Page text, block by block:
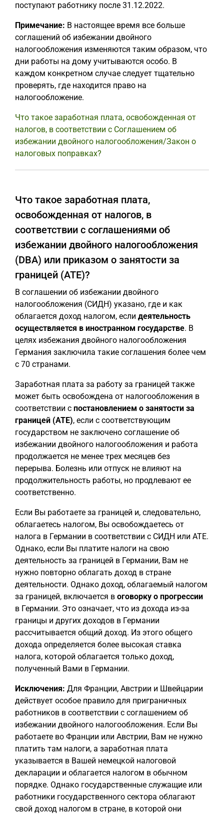
поступают работнику после 31.12.2022.
Примечание: В настоящее время все больше
соглашений об избежании двойного
налогообложения изменяются таким образом, что
дни работы на дому учитываются особо. В
каждом конкретном случае следует тщательно
проверять, где находится право на
налогообложение.
Что такое заработная плата, освобожденная от
налогов, в соответствии с Соглашением об
избежании двойного налогообложения/Закон о
налоговых поправках?
Что такое заработная плата,
освобожденная от налогов, в
соответствии с соглашениями об
избежании двойного налогообложения
(DBA) или приказом о занятости за
границей (ATE)?
В соглашении об избежании двойного
налогообложения (СИДН) указано, где и как
облагается доход налогом, если деятельность
осуществляется в иностранном государстве. В
целях избежания двойного налогообложения
Германия заключила такие соглашения более чем
с 70 странами.
Заработная плата за работу за границей также
может быть освобождена от налогообложения в
соответствии с постановлением о занятости за
границей (ATE), если с соответствующим
государством не заключено соглашение об
избежании двойного налогообложения и работа
продолжается не менее трех месяцев без
перерыва. Болезнь или отпуск не влияют на
продолжительность работы, но продлевают ее
соответственно.
Если Вы работаете за границей и, следовательно,
облагаетесь налогом, Вы освобождаетесь от
налога в Германии в соответствии с СИДН или ATE.
Однако, если Вы платите налоги на свою
деятельность за границей в Германии, Вам не
нужно повторно облагать доход в стране
деятельности. Однако доход, облагаемый налогом
за границей, включается в оговорку о прогрессии
в Германии. Это означает, что из дохода из-за
границы и других доходов в Германии
рассчитывается общий доход. Из этого общего
дохода определяется более высокая ставка
налога, которой облагается только доход,
полученный Вами в Германии.
Исключения: Для Франции, Австрии и Швейцарии
действует особое правило для приграничных
работников в соответствии с соглашением об
избежании двойного налогообложения. Если Вы
работаете во Франции или Австрии, Вам не нужно
платить там налоги, а заработная плата
указывается в Вашей немецкой налоговой
декларации и облагается налогом в обычном
порядке. Однако государственные служащие или
работники государственного сектора облагают
свой доход налогом в стране, в которой они